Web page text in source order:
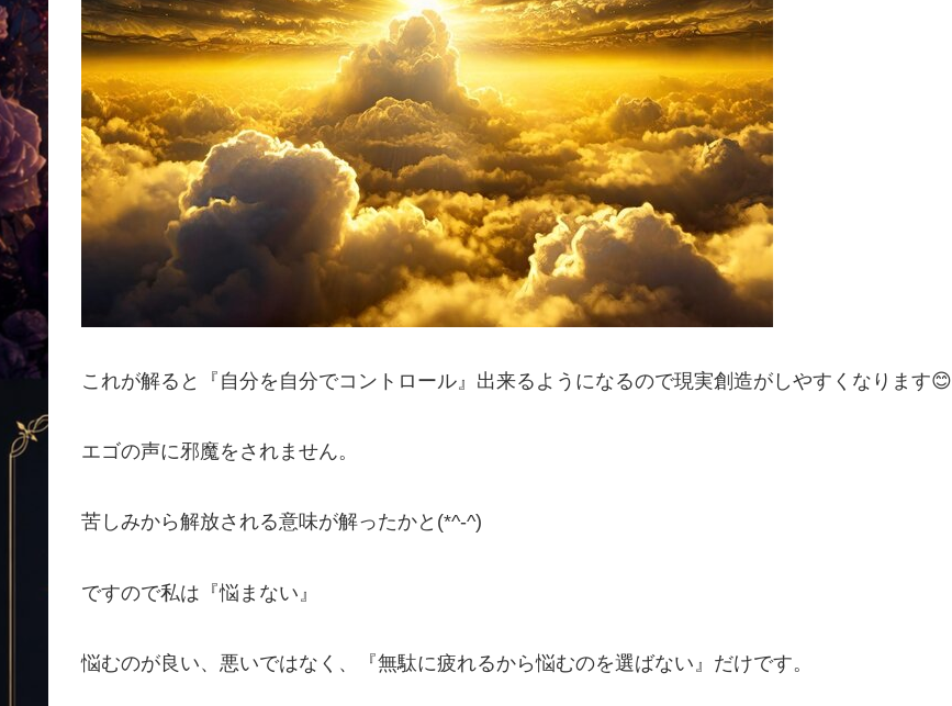
これが解ると『自分を自分でコントロール』出来るようになるので現実創造がしやすくなります😊
エゴの声に邪魔をされません。
苦しみから解放される意味が解ったかと(*^-^)
ですので私は『悩まない』
悩むのが良い、悪いではなく、『無駄に疲れるから悩むのを選ばない』だけです。